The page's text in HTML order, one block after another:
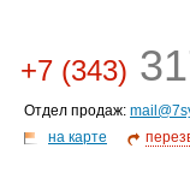
+7 (343)
Отдел продаж:
на карте